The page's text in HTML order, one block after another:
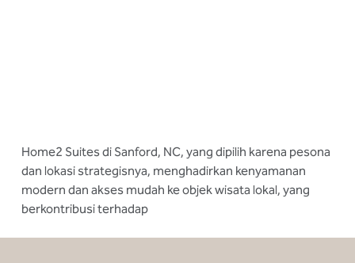
Home2 Suites di Sanford, NC, yang dipilih karena pesona
dan lokasi strategisnya, menghadirkan kenyamanan
modern dan akses mudah ke objek wisata lokal, yang
berkontribusi terhadap